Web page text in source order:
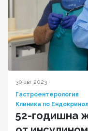
30 авг 2023
Гастроентерология
Клиника по
52-годишна